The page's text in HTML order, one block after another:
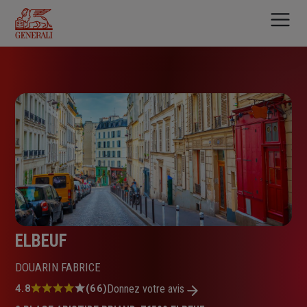
contenu
principal
ELBEUF
DOUARIN FABRICE
Note
4.8 (66)Donnez votre avis